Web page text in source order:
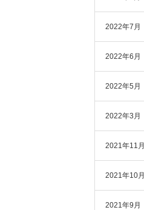
2022年7月
2022年6月
2022年5月
2022年3月
2021年11月
2021年10月
2021年9月